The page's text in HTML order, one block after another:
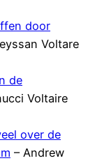
door
Voltare
de
Voltaire
over de
– Andrew